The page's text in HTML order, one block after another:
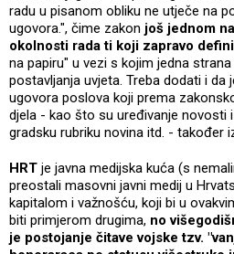
radu u pisanom obliku ne utječe na
ugovora.", čime zakon još jednom
okolnosti rada ti koji zapravo
na papiru" u vezi s kojim jedna
postavljanja uvjeta. Treba dodati i da
ugovora poslova koji prema
djela - kao što su uređivanje novosti
gradsku rubriku novina itd. - također
HRT je javna medijska kuća (s
preostali masovni javni medij u
kapitalom i važnošću, koji bi u
biti primjerom drugima, no
je postojanje čitave vojske tzv.